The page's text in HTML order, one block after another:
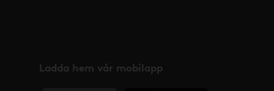
Ladda hem vår mobilapp